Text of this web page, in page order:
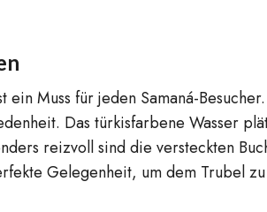
Muss für jeden Samaná-
Das türkisfarbene Wasser
reizvoll sind die versteckten
Gelegenheit, um dem Trubel